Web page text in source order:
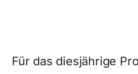
Für das diesjährige